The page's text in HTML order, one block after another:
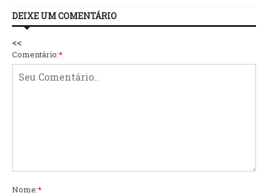
DEIXE UM COMENTÁRIO
<<
Comentário:*
Nome:*